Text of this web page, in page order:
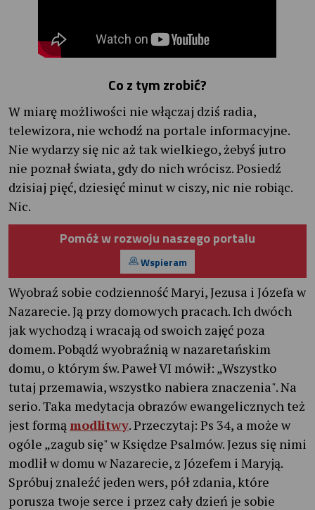
Co z tym zrobić?
W miarę możliwości nie włączaj dziś radia,
telewizora, nie wchodź na portale informacyjne.
Nie wydarzy się nic aż tak wielkiego, żebyś jutro
nie poznał świata, gdy do nich wrócisz. Posiedź
dzisiaj pięć, dziesięć minut w ciszy, nic nie robiąc.
Nic.
Pomóż w rozwoju naszego portalu
Wspieram
Wyobraź sobie codzienność Maryi, Jezusa i Józefa w
Nazarecie. Ją przy domowych pracach. Ich dwóch
jak wychodzą i wracają od swoich zajęć poza
domem. Pobądź wyobraźnią w nazaretańskim
domu, o którym św. Paweł VI mówił: „Wszystko
tutaj przemawia, wszystko nabiera znaczenia". Na
serio. Taka medytacja obrazów ewangelicznych też
jest formą modlitwy. Przeczytaj: Ps 34, a może w
ogóle „zagub się" w Księdze Psalmów. Jezus się nimi
modlił w domu w Nazarecie, z Józefem i Maryją.
Spróbuj znaleźć jeden wers, pół zdania, które
porusza twoje serce i przez cały dzień je sobie